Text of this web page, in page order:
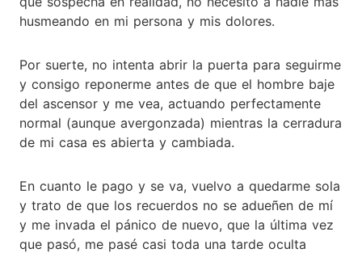
husmeando en mi persona y mis dolores.
Por suerte, no intenta abrir la puerta para seguirme
y consigo reponerme antes de que el hombre baje
del ascensor y me vea, actuando perfectamente
normal (aunque avergonzada) mientras la cerradura
de mi casa es abierta y cambiada.
En cuanto le pago y se va, vuelvo a quedarme sola
y trato de que los recuerdos no se adueñen de mí
y me invada el pánico de nuevo, que la última vez
que pasó, me pasé casi toda una tarde oculta